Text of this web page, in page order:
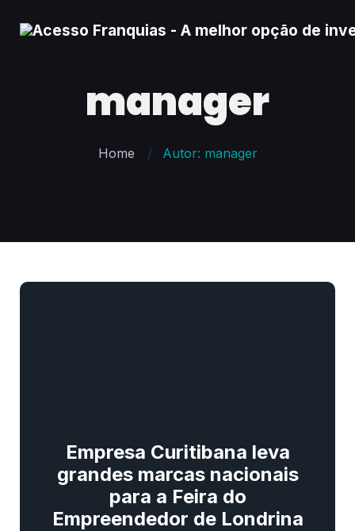
manager
Home Autor: manager
Empresa Curitibana leva
grandes marcas nacionais
para a Feira do
Empreendedor de Londrina